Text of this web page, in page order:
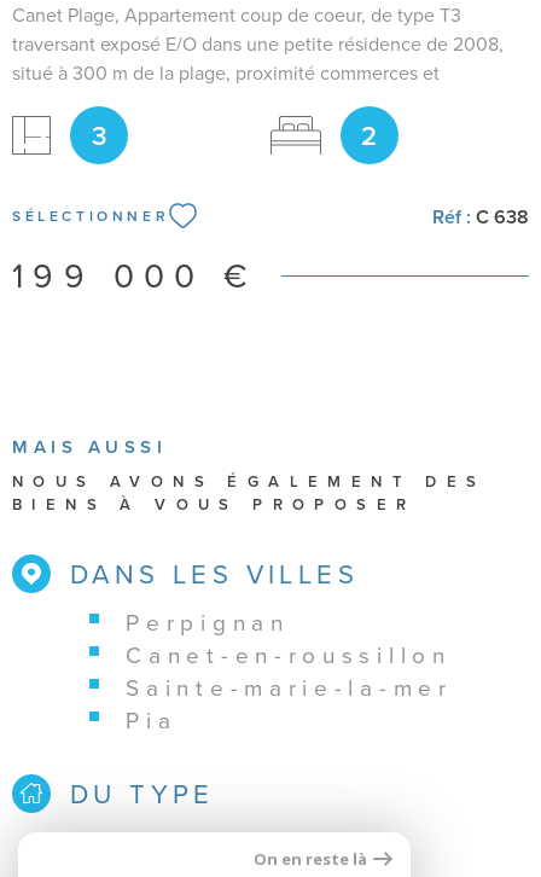
Canet Plage, Appartement coup de coeur, de type T3
traversant exposé E/O dans une petite résidence de 2008,
situé à 300 m de la plage, proximité commerces et
commodités. Il est composé d'une entrée avec placard de
rangement, un salon/séjour très lumineux avec accès
terrasse, cuisine ouverte, équipée et aménagée. Le coin nuit
une salle d'eau, un WC indépendant. Double vitrage, volets
avec beaucoup de charme et très bien agencé en parfait
3 2
SÉLECTIONNER Réf : C 638
199 000 €
MAIS AUSSI
NOUS AVONS ÉGALEMENT DES
BIENS À VOUS PROPOSER
DANS LES VILLES
perpignan
canet-en-roussillon
sainte-marie-la-mer
pia
DU TYPE
appartement
On en reste là